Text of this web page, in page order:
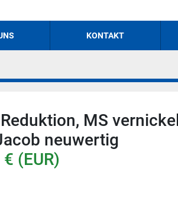
KONTAKT
MS
neuwertig
(EUR)